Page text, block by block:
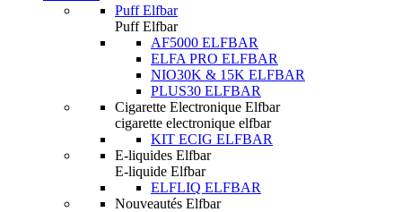
Puff Elfbar
Puff Elfbar
AF5000 ELFBAR
ELFA PRO ELFBAR
NIO30K & 15K ELFBAR
PLUS30 ELFBAR
Cigarette Electronique Elfbar
cigarette electronique elfbar
KIT ECIG ELFBAR
E-liquides Elfbar
E-liquide Elfbar
ELFLIQ ELFBAR
Nouveautés Elfbar